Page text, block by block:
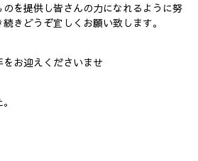
を提供し皆さんの力になれるように努
きどうぞ宜しくお願い致します。
お迎えくださいませ